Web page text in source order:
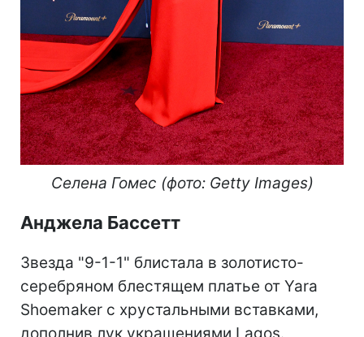
Селена Гомес (фото: Getty Images)
Анджела Бассетт
Звезда "9-1-1" блистала в золотисто-
серебряном блестящем платье от Yara
Shoemaker с хрустальными вставками,